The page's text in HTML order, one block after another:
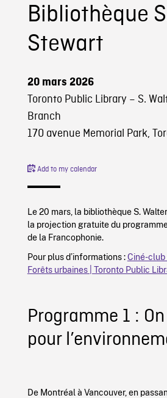
Bibliothèque
Stewart
20 mars 2026
Toronto Public Library – S.
Branch
170 avenue Memorial Park,
Add to my calendar
Le 20 mars, la bibliothèque S.
la projection gratuite du
de la Francophonie.
Pour plus d’informations :Ciné-club
Forêts urbaines | Toronto Public
Programme 1 :
pour
De Montréal à Vancouver, en